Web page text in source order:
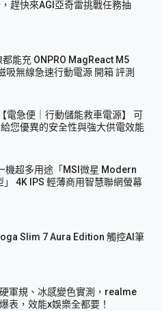
趕快來AGI亞奇雷挑戰任務抽
能充 ONPRO MagReact M5
吸無線急速行動電源 開箱 評測
電急便｜行動儲能救車電源】 可
您優異的安全性與強大供電效能
機超多用途「MSI微星 Modern
」 4K IPS 輕薄商用智慧聯網螢幕
Slim 7 Aura Edition 觸控AI筆
軍規、冰感變色實測，realme
表，效能x娛樂全都要！